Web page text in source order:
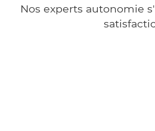
Nos experts autonomie